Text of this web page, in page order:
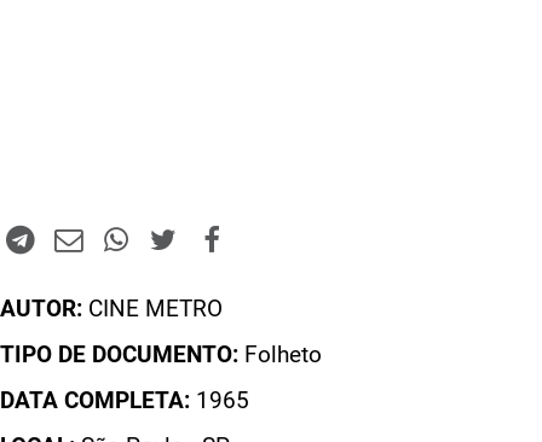
AUTOR: CINE METRO
TIPO DE DOCUMENTO: Folheto
DATA COMPLETA: 1965